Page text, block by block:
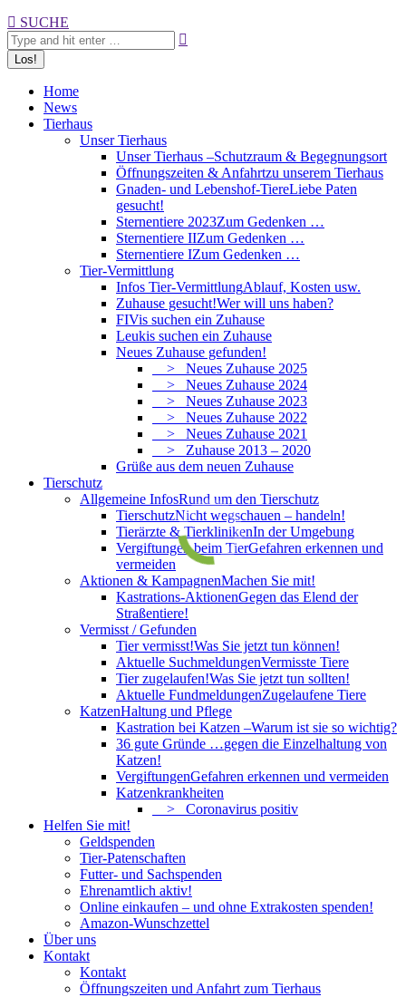
Search:
SUCHE
Home
News
Tierhaus
Unser Tierhaus
Unser Tierhaus –Schutzraum & Begegnungsort
Öffnungszeiten & Anfahrtzu unserem Tierhaus
Gnaden- und Lebenshof-TiereLiebe Paten
gesucht!
Sternentiere 2023Zum Gedenken …
Sternentiere IIZum Gedenken …
Sternentiere IZum Gedenken …
Tier-Vermittlung
Infos Tier-VermittlungAblauf, Kosten usw.
Zuhause gesucht!Wer will uns haben?
FIVis suchen ein Zuhause
Leukis suchen ein Zuhause
Neues Zuhause gefunden!
> Neues Zuhause 2025
> Neues Zuhause 2024
> Neues Zuhause 2023
> Neues Zuhause 2022
> Neues Zuhause 2021
> Zuhause 2013 – 2020
Grüße aus dem neuen Zuhause
Tierschutz
Allgemeine InfosRund um den Tierschutz
TierschutzNicht wegschauen – handeln!
Tierärzte & TierklinikenIn der Umgebung
Vergiftungen beim TierGefahren erkennen und
vermeiden
Aktionen & KampagnenMachen Sie mit!
Kastrations-AktionenGegen das Elend der
Straßentiere!
Vermisst / Gefunden
Tier vermisst!Was Sie jetzt tun können!
Aktuelle SuchmeldungenVermisste Tiere
Tier zugelaufen!Was Sie jetzt tun sollten!
Aktuelle FundmeldungenZugelaufene Tiere
KatzenHaltung und Pflege
Kastration bei Katzen –Warum ist sie so wichtig?
36 gute Gründe …gegen die Einzelhaltung von
Katzen!
VergiftungenGefahren erkennen und vermeiden
Katzenkrankheiten
> Coronavirus positiv
Helfen Sie mit!
Geldspenden
Tier-Patenschaften
Futter- und Sachspenden
Ehrenamtlich aktiv!
Online einkaufen – und ohne Extrakosten spenden!
Amazon-Wunschzettel
Über uns
Kontakt
Kontakt
Öffnungszeiten und Anfahrt zum Tierhaus